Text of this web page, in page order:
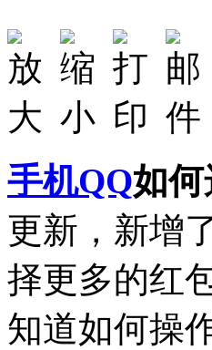
手机QQ如
更新，新增
择更多的红
知道如何操